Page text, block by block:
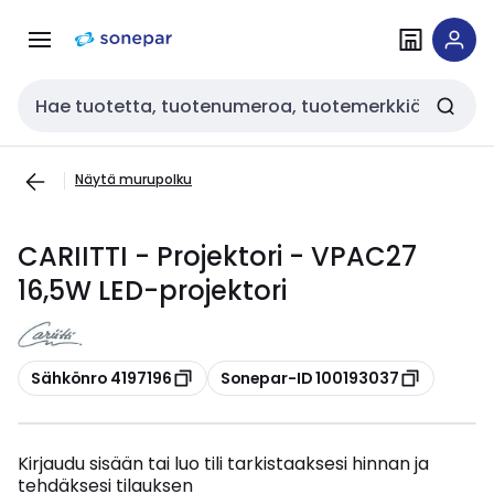
navigointiinsisältöön
Haku
Näytä murupolku
CARIITTI - Projektori - VPAC27
16,5W LED-projektori
Kopioi
Sähkönro 4197196 Kopioi
Sonepar-ID 100193037
Kirjaudu sisään tai luo tili tarkistaaksesi hinnan ja
tehdäksesi tilauksen